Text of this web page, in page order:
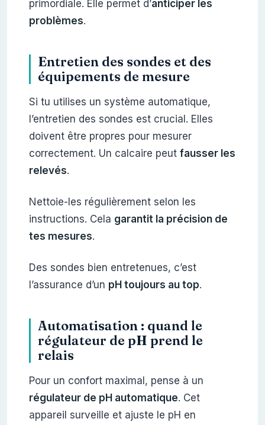
primordiale. Elle permet d’anticiper les
problèmes.
Entretien des sondes et des
équipements de mesure
Si tu utilises un système automatique,
l’entretien des sondes est crucial. Elles
doivent être propres pour mesurer
correctement. Un calcaire peut fausser les
relevés.
Nettoie-les régulièrement selon les
instructions. Cela garantit la précision de
tes mesures.
Des sondes bien entretenues, c’est
l’assurance d’un pH toujours au top.
Automatisation : quand le
régulateur de pH prend le
relais
Pour un confort maximal, pense à un
régulateur de pH automatique. Cet
appareil surveille et ajuste le pH en